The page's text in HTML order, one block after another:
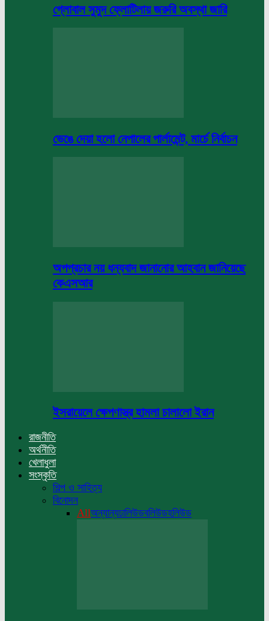
গ্লোবাল সুমুদ ফ্লোটিলায় জরুরি অবস্থা জারি
ভেঙে দেয়া হলো নেপালের পার্লামেন্ট, মার্চে নির্বাচন
অপপ্রচার নয় ধন্যবাদ জানানোর আহবান জানিয়েছে
কেএসআর
ইসরায়েলে ক্ষেপণাস্ত্র হামলা চালালো ইরান
রাজনীতি
অর্থনীতি
খেলাধুলা
সংস্কৃতি
শিল্প ও সাহিত্য
বিনোদন
Allঅন্যান্যঢালিউডবলিউডহলিউড